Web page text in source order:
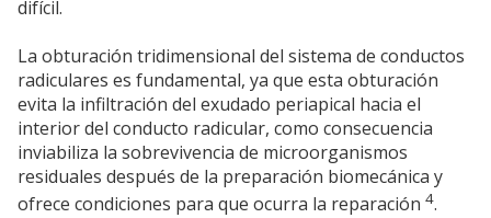
difícil.
La obturación tridimensional del sistema de conductos
radiculares es fundamental, ya que esta obturación
evita la infiltración del exudado periapical hacia el
interior del conducto radicular, como consecuencia
inviabiliza la sobrevivencia de microorganismos
residuales después de la preparación biomecánica y
ofrece condiciones para que ocurra la reparación 4.